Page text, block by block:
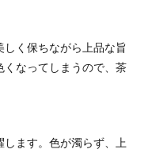
く保ちながら上品な旨
なってしまうので、茶
ます。色が濁らず、上